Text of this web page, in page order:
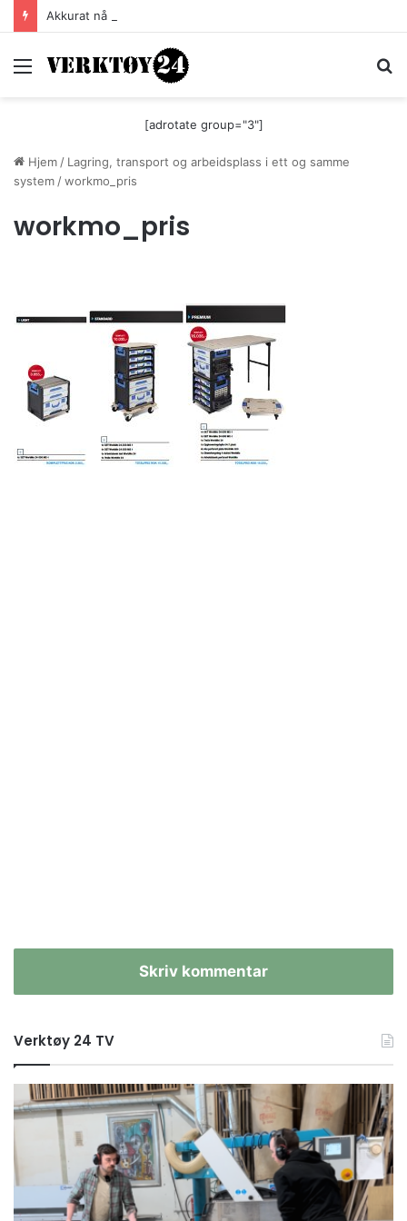
Akkurat nå er batteri-bordsaga til Festool billigere
Meny
[adrotate group="3"]
Hjem / Lagring, transport og arbeidsplass i ett og samme
system /workmo_pris
workmo_pris
Skriv kommentar
Verktøy 24 TV